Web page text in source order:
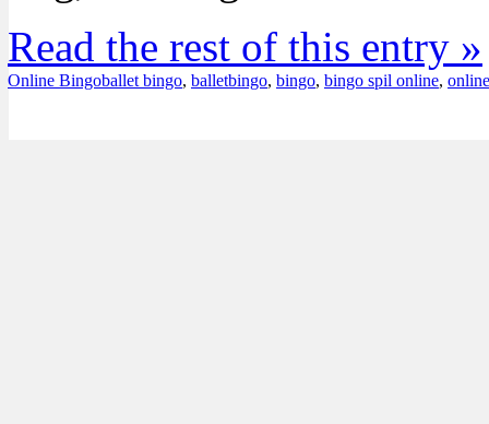
Read the rest of this entry »
Online Bingoballet bingo, balletbingo, bingo, bingo spil online,